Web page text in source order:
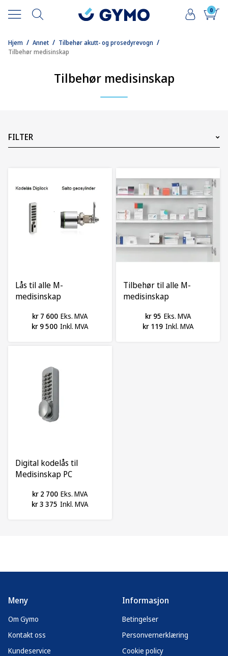
0
/
Hjem /
Annet /
Tilbehør akutt- og prosedyrevogn
Tilbehør medisinskap
Tilbehør medisinskap
FILTER
Lås til alle M-
medisinskap
kr 7 600 Eks. MVA
kr 9 500 Inkl. MVA
Tilbehør til alle M-
medisinskap
kr 95 Eks. MVA
kr 119 Inkl. MVA
Digital kodelås til
Medisinskap PC
kr 2 700 Eks. MVA
kr 3 375 Inkl. MVA
Meny
Om Gymo
Kontakt oss
Kundeservice
Informasjon
Betingelser
Personvernerklæring
Cookie policy